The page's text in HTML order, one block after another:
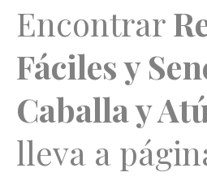
Encontrar
Fáciles y
Caballa y
lleva a